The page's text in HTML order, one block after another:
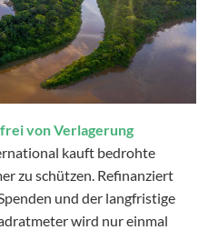
von Verlagerung
kauft bedrohte
zu schützen. Refinanziert
und der langfristige
wird nur einmal